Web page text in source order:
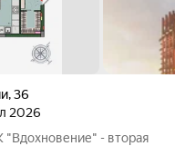
,36
2026
- вторая